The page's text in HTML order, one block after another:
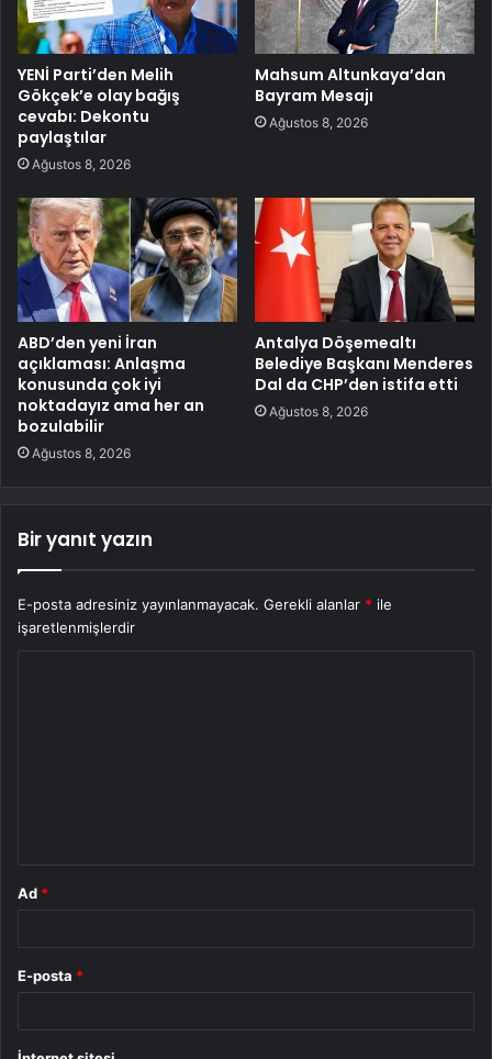
YENİ Parti’den Melih
Gökçek’e olay bağış
cevabı: Dekontu
paylaştılar
Ağustos 8, 2026
Mahsum Altunkaya’dan
Bayram Mesajı
Ağustos 8, 2026
ABD’den yeni İran
açıklaması: Anlaşma
konusunda çok iyi
noktadayız ama her an
bozulabilir
Ağustos 8, 2026
Antalya Döşemealtı
Belediye Başkanı Menderes
Dal da CHP’den istifa etti
Ağustos 8, 2026
Bir yanıt yazın
E-posta adresiniz yayınlanmayacak. Gerekli alanlar * ile
işaretlenmişlerdir
Ad *
E-posta *